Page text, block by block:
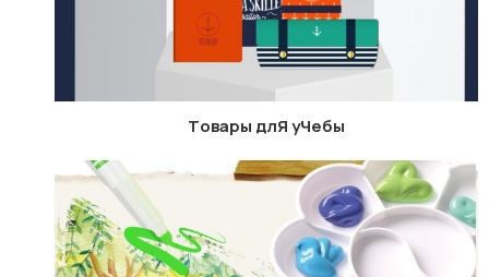
Tовары длЯ уЧебы